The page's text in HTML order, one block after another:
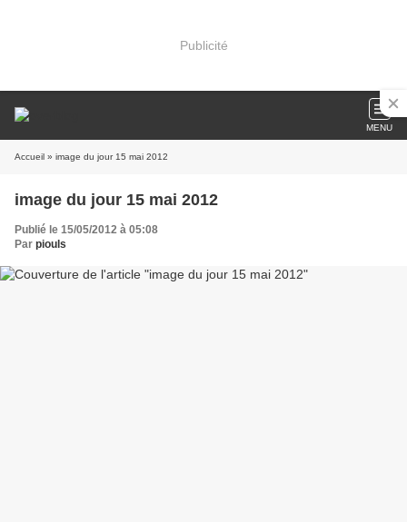
Publicité
MENU
Accueil » image du jour 15 mai 2012
image du jour 15 mai 2012
Publié le 15/05/2012 à 05:08
Par piouls